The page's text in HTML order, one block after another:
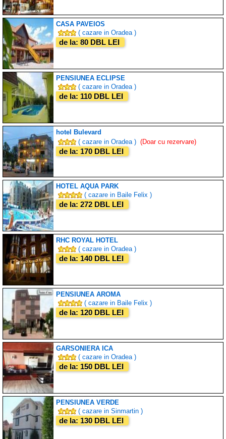
CASA PAVEIOS
( cazare in Oradea )
de la: 80 DBL LEI
PENSIUNEA ECLIPSE
( cazare in Oradea )
de la: 110 DBL LEI
hotel Bulevard
( cazare in Oradea ) (Doar cu rezervare)
de la: 170 DBL LEI
HOTEL AQUA PARK
( cazare in Baile Felix )
de la: 272 DBL LEI
RHC ROYAL HOTEL
( cazare in Oradea )
de la: 140 DBL LEI
PENSIUNEA AROMA
( cazare in Baile Felix )
de la: 120 DBL LEI
GARSONIERA ICA
( cazare in Oradea )
de la: 150 DBL LEI
PENSIUNEA VERDE
( cazare in Sinmartin )
de la: 130 DBL LEI